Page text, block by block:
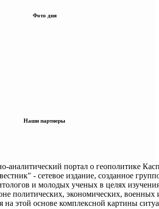
Фото дня
Наши партнеры
аналитический портал о геополитике
- сетевое издание, созданное
и молодых ученых в целях
политических, экономических, военных
на этой основе комплексной картины